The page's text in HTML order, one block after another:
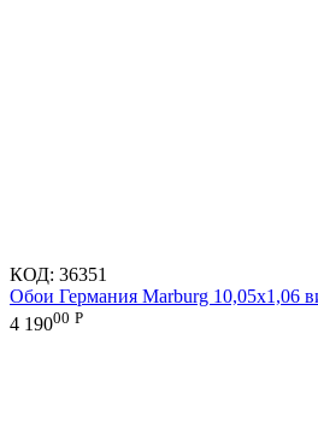
КОД: 36351
Обои Германия Marburg 10,05x1,06
4 19000 Р